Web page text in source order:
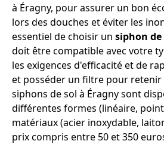
à Éragny, pour assurer un bon
lors des douches et éviter les
essentiel de choisir un siphon
doit être compatible avec votre
les exigences d'efficacité et de
et posséder un filtre pour retenir
siphons de sol à Éragny sont
différentes formes (linéaire,
matériaux (acier inoxydable,
prix compris entre 50 et 350